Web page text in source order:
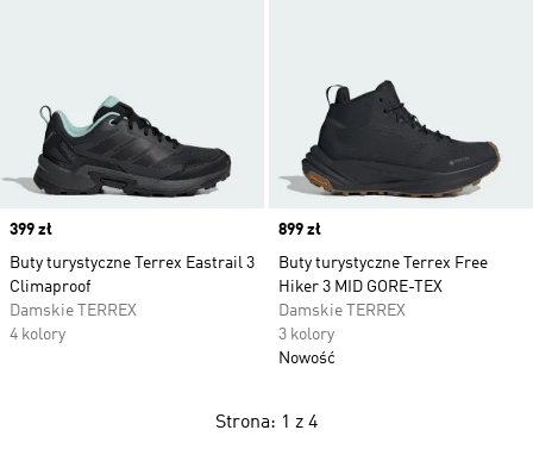
Price
399 zł
Buty turystyczne Terrex Eastrail 3
Climaproof
Damskie TERREX
4 kolory
Price
899 zł
Buty turystyczne Terrex Free
Hiker 3 MID GORE-TEX
Damskie TERREX
3 kolory
Nowość
Strona: 1 z 4